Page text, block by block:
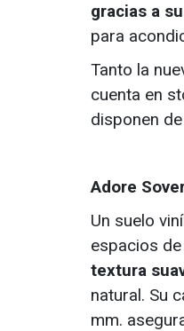
gracias a
para
Tanto la
cuenta en
disponen
Adore
Un suelo
espacios
textura
natural. Su
mm.